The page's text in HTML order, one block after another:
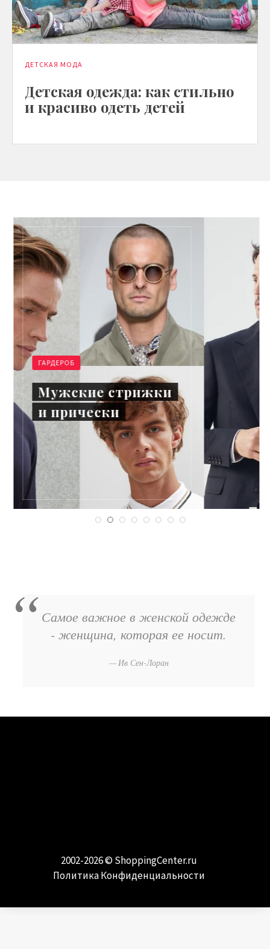
ДЕТСКАЯ МОДА
Детская одежда: как стильно
и красиво одеть детей
ГАРДЕРОБ
Мужские стрижки
и прически
Самое важное в женской одежде
- женщина, которая ее носит.
Ив Сен-Лоран
2002-2026 © ShoppingCenter.ru
Политика Конфиденциальности